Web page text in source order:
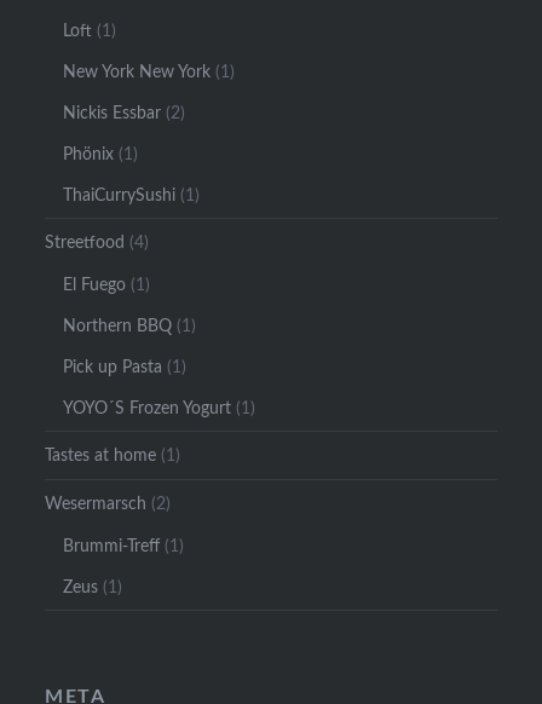
Loft (1)
New York New York (1)
Nickis Essbar (2)
Phönix (1)
ThaiCurrySushi (1)
Streetfood (4)
El Fuego (1)
Northern BBQ (1)
Pick up Pasta (1)
YOYO´S Frozen Yogurt (1)
Tastes at home (1)
Wesermarsch (2)
Brummi-Treff (1)
Zeus (1)
META